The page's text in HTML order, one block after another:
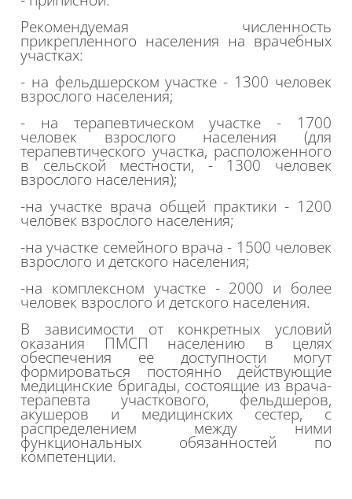
Рекомендуемая численность
прикрепленного населения на врачебных
участках:
- на фельдшерском участке - 1300 человек
взрослого населения;
- на терапевтическом участке - 1700
человек взрослого населения (для
терапевтического участка, расположенного
в сельской местности, - 1300 человек
взрослого населения);
-на участке врача общей практики - 1200
человек взрослого населения;
-на участке семейного врача - 1500 человек
взрослого и детского населения;
-на комплексном участке - 2000 и более
человек взрослого и детского населения.
В зависимости от конкретных условий
оказания ПМСП населению в целях
обеспечения ее доступности могут
формироваться постоянно действующие
медицинские бригады, состоящие из врача-
терапевта участкового, фельдшеров,
акушеров и медицинских сестер, с
распределением между ними
функциональных обязанностей по
компетенции.